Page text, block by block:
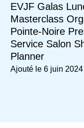
EVJF Galas
Masterclass
Pointe-Noire
Service Salon
Planner
Ajouté le 6 juin 2024